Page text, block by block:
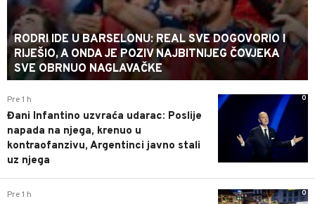
RODRI IDE U BARSELONU: REAL SVE DOGOVORIO I
RIJEŠIO, A ONDA JE POZIV NAJBITNIJEG ČOVJEKA
SVE OBRNUO NAGLAVAČKE
0
Pre 1 h
Đani Infantino uzvraća udarac: Poslije
napada na njega, krenuo u
kontraofanzivu, Argentinci javno stali
uz njega
0
Pre 1 h